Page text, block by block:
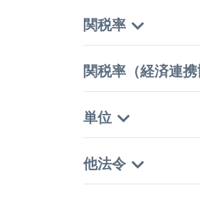
関税率
関税率（経済連携
単位
他法令